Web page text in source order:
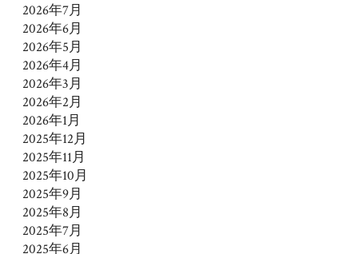
2026年7月
2026年6月
2026年5月
2026年4月
2026年3月
2026年2月
2026年1月
2025年12月
2025年11月
2025年10月
2025年9月
2025年8月
2025年7月
2025年6月